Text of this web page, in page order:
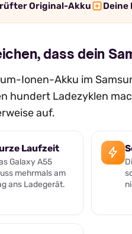
Original-Akku
Deine
dass dein
Ionen-Akku im
hundert Ladezyklen
auf.
Laufzeit
Galaxy A55
mehrmals am
ans Ladegerät.